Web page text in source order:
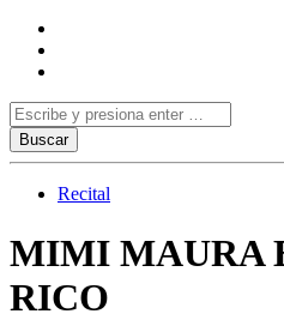
Recital
MIMI MAURA
RICO